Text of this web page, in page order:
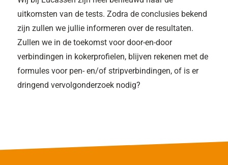
uitkomsten van de tests. Zodra de conclusies bekend
zijn zullen we jullie informeren over de resultaten.
Zullen we in de toekomst voor door-en-door
verbindingen in kokerprofielen, blijven rekenen met de
formules voor pen- en/of stripverbindingen, of is er
dringend vervolgonderzoek nodig?